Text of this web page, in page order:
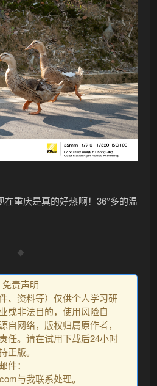
重庆是真的好热啊！36°多的温
免责声明
、资料等）仅供个人学习研
或非法目的，使用风险自
自网络，版权归属原作者，
任。请在试用下载后24小时
正版。
件：
与我联系处理。